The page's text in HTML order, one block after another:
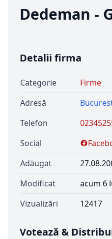
Dedeman -
Detalii firma
Categorie
Firme
Adresă
Telefon
Social
Adăugat
Modificat
acum 6
Vizualizări
12417
Votează &